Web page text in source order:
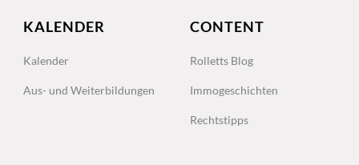
KALENDER
Kalender
Aus- und Weiterbildungen
CONTENT
Rolletts Blog
Immogeschichten
Rechtstipps